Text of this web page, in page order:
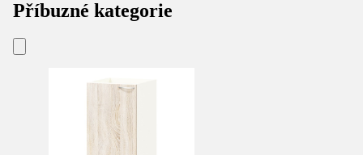
Příbuzné kategorie